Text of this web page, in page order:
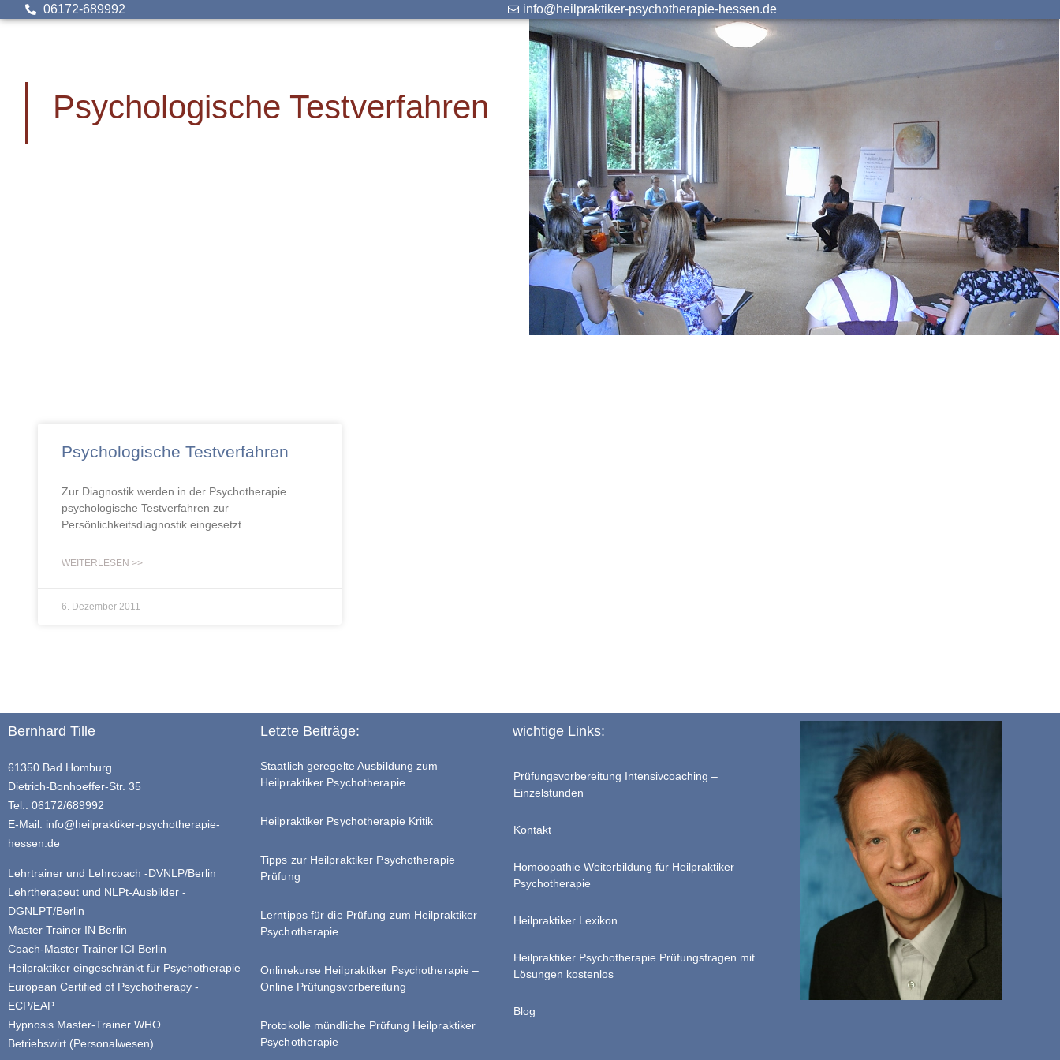
06172-689992 info@heilpraktiker-psychotherapie-hessen.de
Psychologische Testverfahren
Psychologische Testverfahren
Zur Diagnostik werden in der Psychotherapie
psychologische Testverfahren zur
Persönlichkeitsdiagnostik eingesetzt.
WEITERLESEN >>
6. Dezember 2011
Bernhard Tille
61350 Bad Homburg
Dietrich-Bonhoeffer-Str. 35
Tel.: 06172/689992
E-Mail: info@heilpraktiker-psychotherapie-
hessen.de
Lehrtrainer und Lehrcoach -DVNLP/Berlin
Lehrtherapeut und NLPt-Ausbilder -
DGNLPT/Berlin
Master Trainer IN Berlin
Coach-Master Trainer ICI Berlin
Heilpraktiker eingeschränkt für Psychotherapie
European Certified of Psychotherapy -
ECP/EAP
Hypnosis Master-Trainer WHO
Betriebswirt (Personalwesen).
Letzte Beiträge:
Staatlich geregelte Ausbildung zum
Heilpraktiker Psychotherapie
Heilpraktiker Psychotherapie Kritik
Tipps zur Heilpraktiker Psychotherapie
Prüfung
Lerntipps für die Prüfung zum Heilpraktiker
Psychotherapie
Onlinekurse Heilpraktiker Psychotherapie –
Online Prüfungsvorbereitung
Protokolle mündliche Prüfung Heilpraktiker
Psychotherapie
wichtige Links:
Prüfungsvorbereitung Intensivcoaching –
Einzelstunden
Kontakt
Homöopathie Weiterbildung für Heilpraktiker
Psychotherapie
Heilpraktiker Lexikon
Heilpraktiker Psychotherapie Prüfungsfragen mit
Lösungen kostenlos
Blog